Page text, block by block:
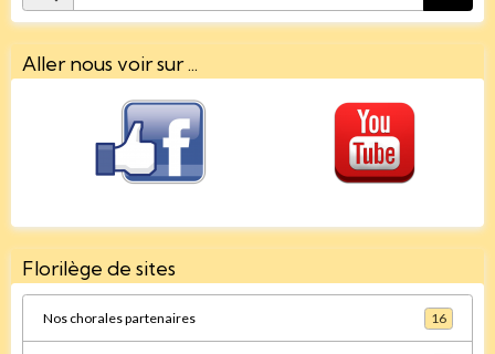
Aller nous voir sur ...
Florilège de sites
Nos chorales partenaires 16